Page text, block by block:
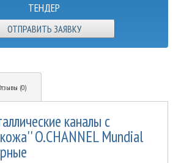
ТЕНДЕР
ОТПРАВИТЬ ЗАЯВКУ
(0)
каналы с
O.CHANNEL Mundial